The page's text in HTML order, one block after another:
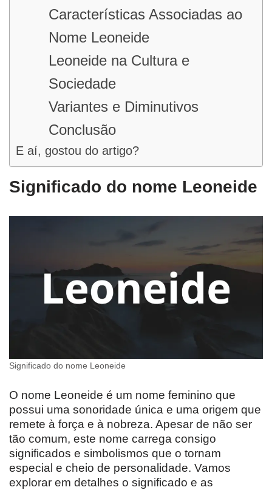
Características Associadas ao
Nome Leoneide
Leoneide na Cultura e
Sociedade
Variantes e Diminutivos
Conclusão
E aí, gostou do artigo?
Significado do nome Leoneide
Significado do nome Leoneide
O nome Leoneide é um nome feminino que
possui uma sonoridade única e uma origem que
remete à força e à nobreza. Apesar de não ser
tão comum, este nome carrega consigo
significados e simbolismos que o tornam
especial e cheio de personalidade. Vamos
explorar em detalhes o significado e as